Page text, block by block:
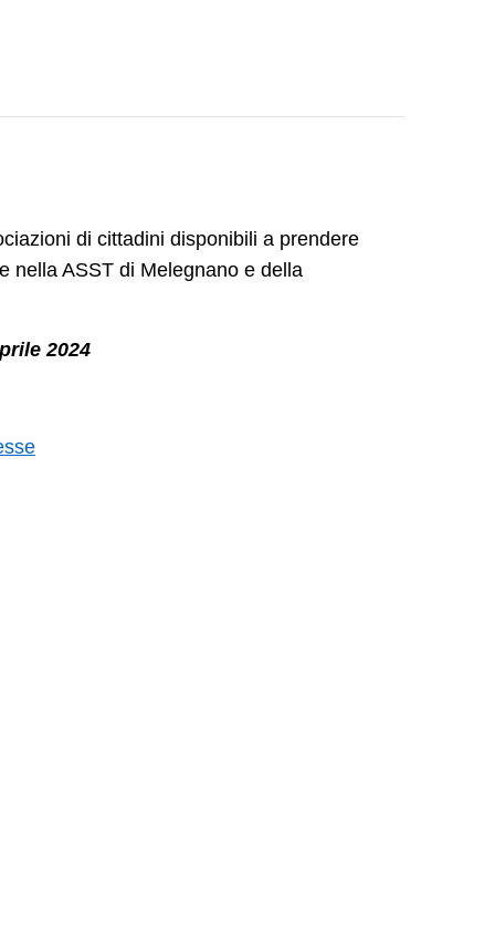
di cittadini disponibili a prendere
nella ASST di Melegnano e della
2024